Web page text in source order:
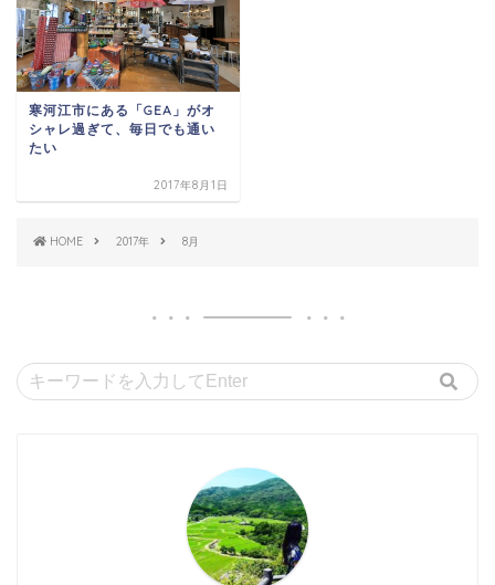
寒河江市にある「GEA」がオ
シャレ過ぎて、毎日でも通い
たい
2017年8月1日
HOME 2017年 8月